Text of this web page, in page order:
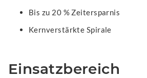
Bis zu 20 % Zeitersparnis
Kernverstärkte Spirale
Einsatzbereich